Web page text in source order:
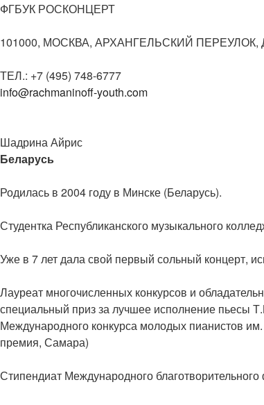
ФГБУК РОСКОНЦЕРТ
101000, МОСКВА, АРХАНГЕЛЬСКИЙ
ТЕЛ.: +7 (495) 748-6777
info@rachmaninoff-youth.com
Шадрина Айрис
Беларусь
Родилась в 2004 году в Минске (Беларусь).
Студентка Республиканского музыкального
Уже в 7 лет дала свой первый сольный концерт,
Лауреат многочисленных конкурсов и
специальный приз за лучшее исполнение пьесы
Международного конкурса молодых пианистов
премия, Самара)
Стипендиат Международного